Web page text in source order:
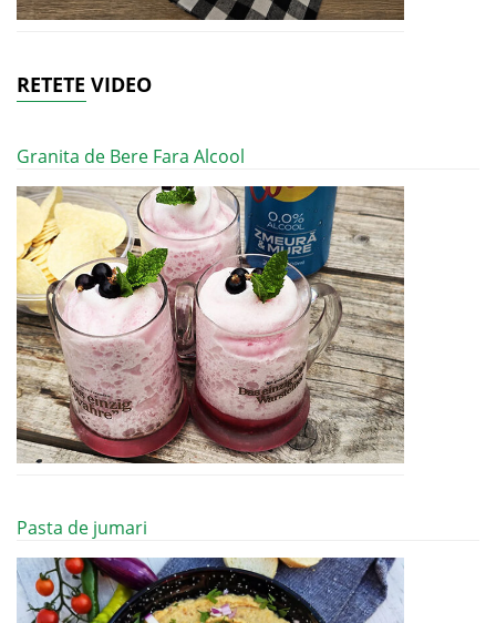
RETETE VIDEO
Granita de Bere Fara Alcool
Pasta de jumari